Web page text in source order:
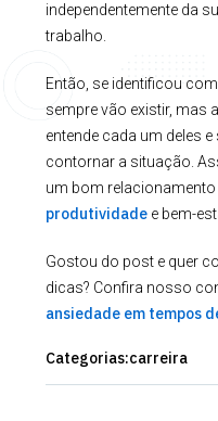
independentemente da
trabalho.
Então, se identificou
sempre vão existir, mas
entende cada um deles
contornar a situação.
um bom
produtividadee bem-
Gostou do post e quer
dicas? Confira nosso
ansiedade em tempos
Categorias:carreira